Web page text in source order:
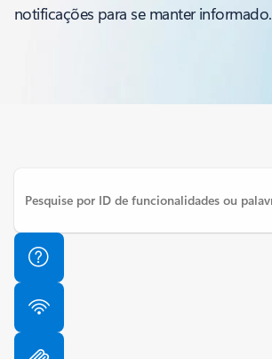
notificações para se manter informado.